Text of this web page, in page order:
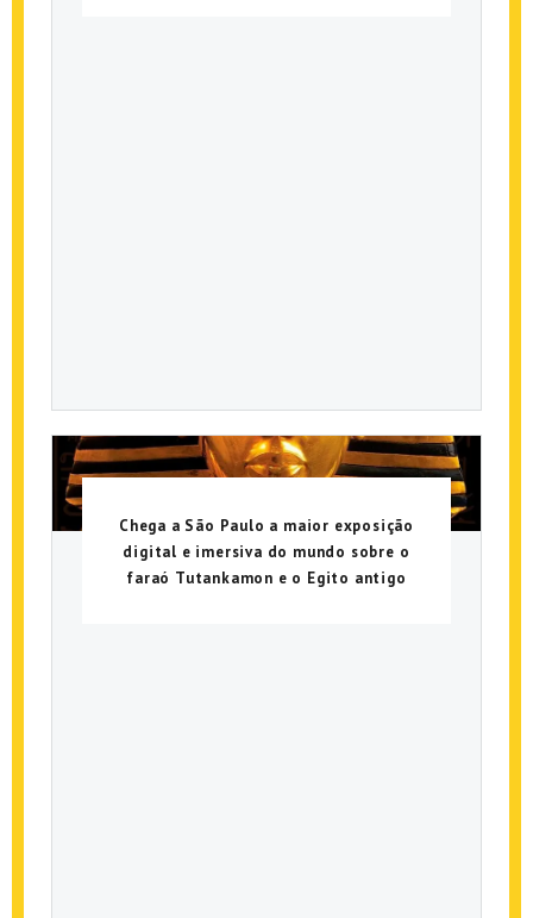
Chega a São Paulo a maior exposição
digital e imersiva do mundo sobre o
faraó Tutankamon e o Egito antigo